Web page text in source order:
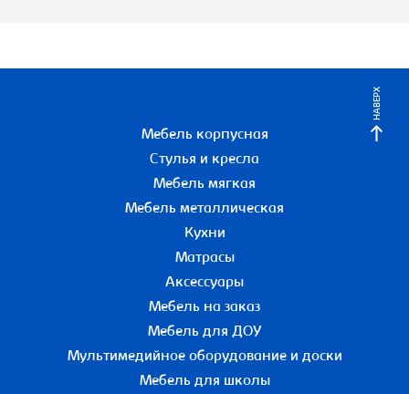
НАВЕРХ
Мебель корпусная
Стулья и кресла
Мебель мягкая
Мебель металлическая
Кухни
Матрасы
Аксессуары
Мебель на заказ
Мебель для ДОУ
Мультимедийное оборудование и доски
Мебель для школы